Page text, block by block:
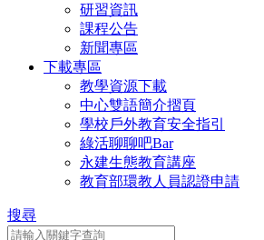
研習資訊
課程公告
新聞專區
下載專區
教學資源下載
中心雙語簡介摺頁
學校戶外教育安全指引
綠活聊聊吧Bar
永建生態教育講座
教育部環教人員認證申請
搜尋